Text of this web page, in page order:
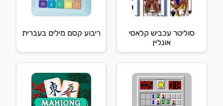
סוליטר עכביש קלאסי
אונליין
ריבוע קסם מילים בעברית